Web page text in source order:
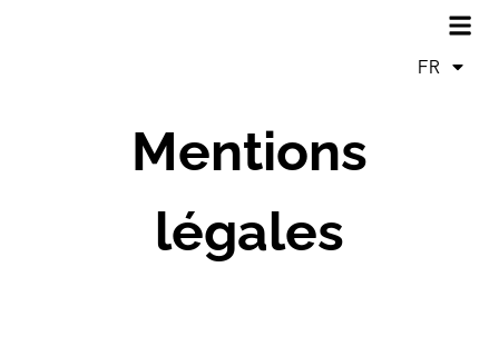
FR
ES
Mentions
légales